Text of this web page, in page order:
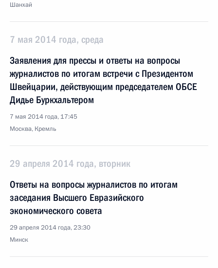
Шанхай
7 мая 2014 года, среда
Заявления для прессы и ответы на вопросы
журналистов по итогам встречи с Президентом
Швейцарии, действующим председателем ОБСЕ
Дидье Буркхальтером
7 мая 2014 года, 17:45
Москва, Кремль
29 апреля 2014 года, вторник
Ответы на вопросы журналистов по итогам
заседания Высшего Евразийского
экономического совета
29 апреля 2014 года, 23:30
Минск